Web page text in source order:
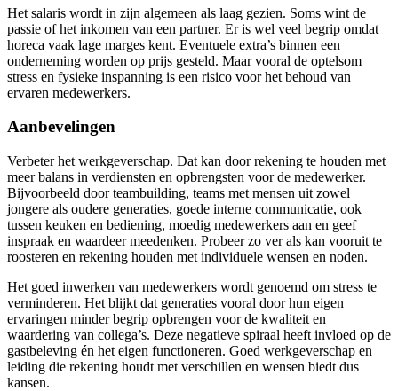
Het salaris wordt in zijn algemeen als laag gezien. Soms wint de
passie of het inkomen van een partner. Er is wel veel begrip omdat
horeca vaak lage marges kent. Eventuele extra’s binnen een
onderneming worden op prijs gesteld. Maar vooral de optelsom
stress en fysieke inspanning is een risico voor het behoud van
ervaren medewerkers.
Aanbevelingen
Verbeter het werkgeverschap. Dat kan door rekening te houden met
meer balans in verdiensten en opbrengsten voor de medewerker.
Bijvoorbeeld door teambuilding, teams met mensen uit zowel
jongere als oudere generaties, goede interne communicatie, ook
tussen keuken en bediening, moedig medewerkers aan en geef
inspraak en waardeer meedenken. Probeer zo ver als kan vooruit te
roosteren en rekening houden met individuele wensen en noden.
Het goed inwerken van medewerkers wordt genoemd om stress te
verminderen. Het blijkt dat generaties vooral door hun eigen
ervaringen minder begrip opbrengen voor de kwaliteit en
waardering van collega’s. Deze negatieve spiraal heeft invloed op de
gastbeleving én het eigen functioneren. Goed werkgeverschap en
leiding die rekening houdt met verschillen en wensen biedt dus
kansen.